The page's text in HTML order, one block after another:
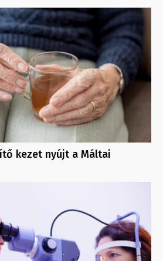
kezet nyújt a Máltai